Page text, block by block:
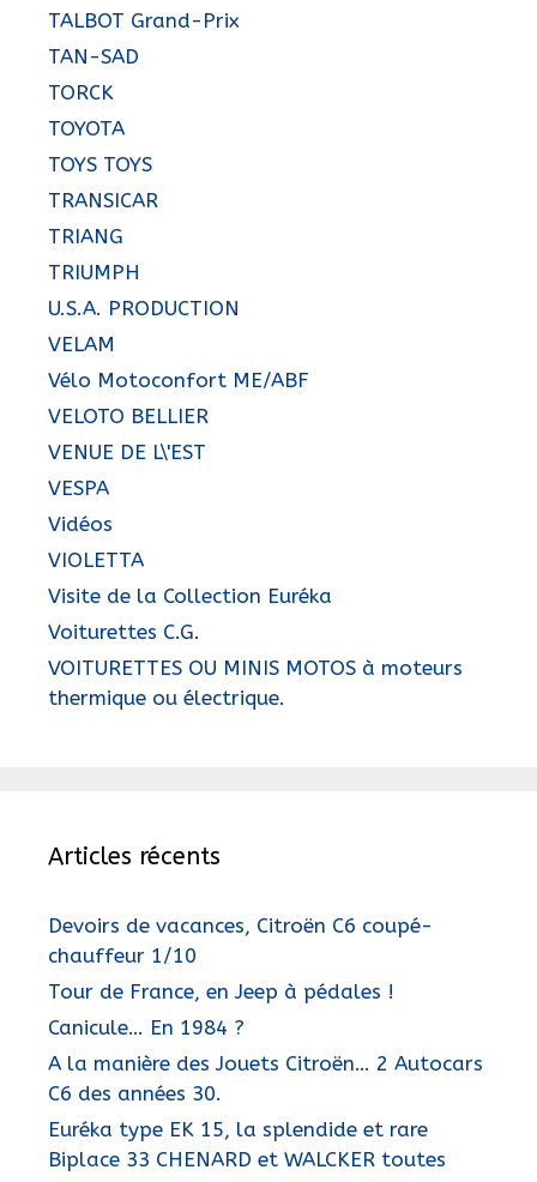
TALBOT Grand-Prix
TAN-SAD
TORCK
TOYOTA
TOYS TOYS
TRANSICAR
TRIANG
TRIUMPH
U.S.A. PRODUCTION
VELAM
Vélo Motoconfort ME/ABF
VELOTO BELLIER
VENUE DE L\'EST
VESPA
Vidéos
VIOLETTA
Visite de la Collection Euréka
Voiturettes C.G.
VOITURETTES OU MINIS MOTOS à moteurs
thermique ou électrique.
Articles récents
Devoirs de vacances, Citroën C6 coupé-
chauffeur 1/10
Tour de France, en Jeep à pédales !
Canicule… En 1984 ?
A la manière des Jouets Citroën… 2 Autocars
C6 des années 30.
Euréka type EK 15, la splendide et rare
Biplace 33 CHENARD et WALCKER toutes